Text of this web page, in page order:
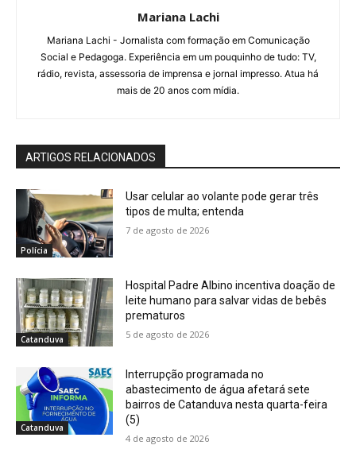
Mariana Lachi
Mariana Lachi - Jornalista com formação em Comunicação
Social e Pedagoga. Experiência em um pouquinho de tudo: TV,
rádio, revista, assessoria de imprensa e jornal impresso. Atua há
mais de 20 anos com mídia.
ARTIGOS RELACIONADOS
Polícia
Usar celular ao volante pode gerar três
tipos de multa; entenda
7 de agosto de 2026
Catanduva
Hospital Padre Albino incentiva doação de
leite humano para salvar vidas de bebês
prematuros
5 de agosto de 2026
Catanduva
Interrupção programada no
abastecimento de água afetará sete
bairros de Catanduva nesta quarta-feira
(5)
4 de agosto de 2026